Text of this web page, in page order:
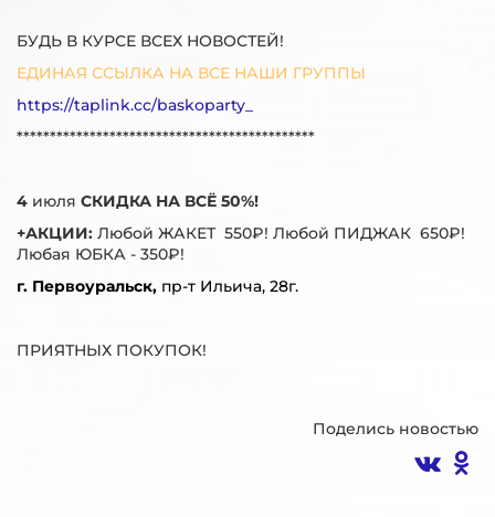
БУДЬ В КУРСЕ ВСЕХ НОВОСТЕЙ!
ЕДИНАЯ ССЫЛКА НА ВСЕ НАШИ ГРУППЫ
https://taplink.cc/baskoparty_
*********************************************
4 июля СКИДКА НА ВСЁ 50%!
+АКЦИИ: Любой ЖАКЕТ 550₽! Любой ПИДЖАК 650₽!
Любая ЮБКА - 350₽!
г. Первоуральск, пр-т Ильича, 28г.
ПРИЯТНЫХ ПОКУПОК!
Поделись новостью